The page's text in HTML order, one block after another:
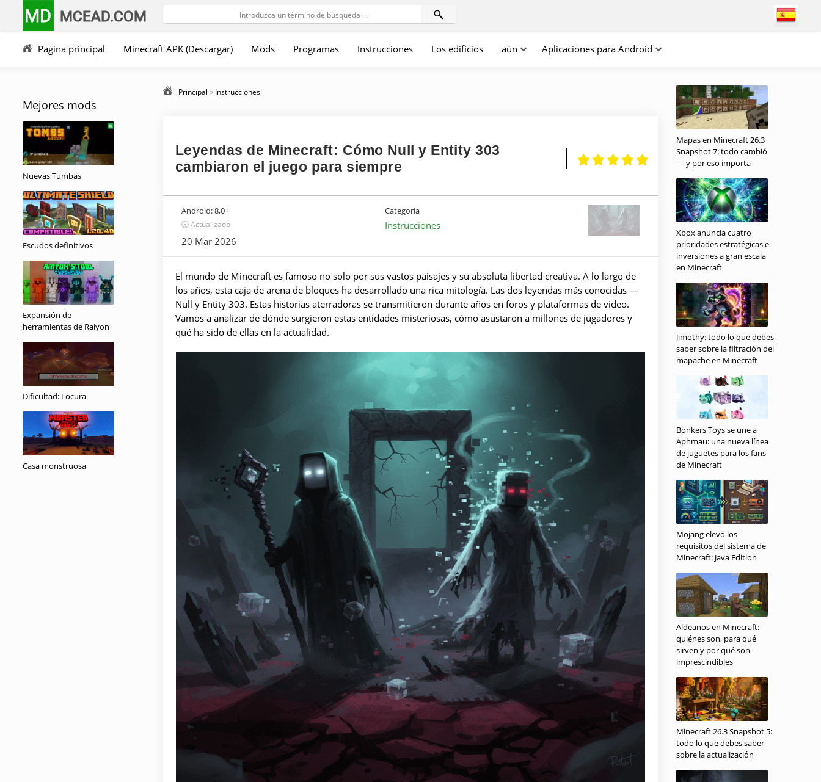
MD MCEAD.COM
Pagina principal Minecraft APK (Descargar) Mods Programas Instrucciones Los edificios aún Aplicaciones para Android
Mejores mods
Nuevas Tumbas
Escudos definitivos
Expansión de
herramientas de Raiyon
Dificultad: Locura
Casa monstruosa
Principal » Instrucciones
Leyendas de Minecraft: Cómo Null y Entity 303
cambiaron el juego para siempre
Android:8,0+
🕣 Actualizado
20 Mar 2026
Categoría
Instrucciones
El mundo de Minecraft es famoso no solo por sus vastos paisajes y su absoluta libertad creativa. A lo largo de
los años, esta caja de arena de bloques ha desarrollado una rica mitología. Las dos leyendas más conocidas —
Null y Entity 303. Estas historias aterradoras se transmitieron durante años en foros y plataformas de video.
Vamos a analizar de dónde surgieron estas entidades misteriosas, cómo asustaron a millones de jugadores y
qué ha sido de ellas en la actualidad.
Mapas en Minecraft 26.3
Snapshot 7: todo cambió
— y por eso importa
Xbox anuncia cuatro
prioridades estratégicas e
inversiones a gran escala
en Minecraft
Jimothy: todo lo que debes
saber sobre la filtración del
mapache en Minecraft
Bonkers Toys se une a
Aphmau: una nueva línea
de juguetes para los fans
de Minecraft
Mojang elevó los
requisitos del sistema de
Minecraft: Java Edition
Aldeanos en Minecraft:
quiénes son, para qué
sirven y por qué son
imprescindibles
Minecraft 26.3 Snapshot 5:
todo lo que debes saber
sobre la actualización